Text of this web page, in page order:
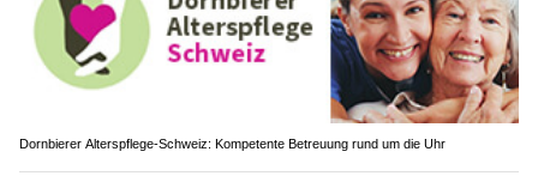
Dornbierer Alterspflege-Schweiz: Kompetente Betreuung rund um die Uhr